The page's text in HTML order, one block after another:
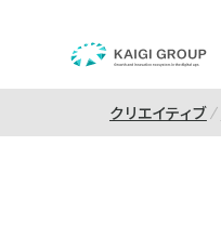
クリエイティブ